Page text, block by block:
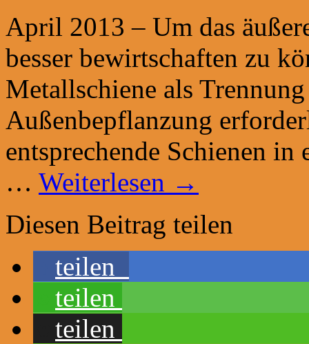
April 2013 – Um das
besser bewirtschaften zu
Metallschiene als
Außenbepflanzung
entsprechende Schienen
… Weiterlesen →
Diesen Beitrag teilen
teilen
teilen
teilen